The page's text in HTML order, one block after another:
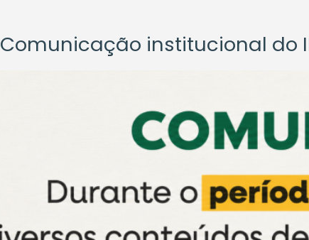
Comunicação institucional do